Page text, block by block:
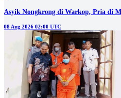
Asyik Nongkrong di Warkop, Pria di
08 Aug 2026 02:00 UTC